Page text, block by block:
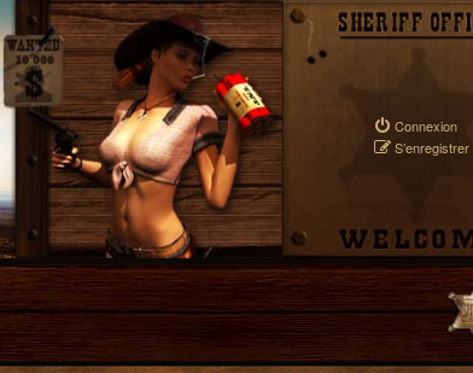
Connexion
S’enregistrer